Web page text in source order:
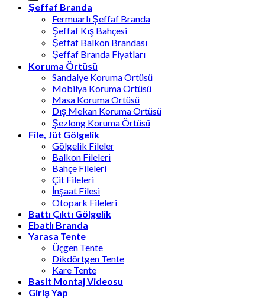
Şeffaf Branda
Fermuarlı Şeffaf Branda
Şeffaf Kış Bahçesi
Şeffaf Balkon Brandası
Şeffaf Branda Fiyatları
Koruma Örtüsü
Sandalye Koruma Ortüsü
Mobilya Koruma Ortüsü
Masa Koruma Ortüsü
Dış Mekan Koruma Ortüsü
Şezlong Koruma Örtüsü
File, Jüt Gölgelik
Gölgelik Fileler
Balkon Fileleri
Bahçe Fileleri
Çit Fileleri
İnşaat Filesi
Otopark Fileleri
Battı Çıktı Gölgelik
Ebatlı Branda
Yarasa Tente
Üçgen Tente
Dikdörtgen Tente
Kare Tente
Basit Montaj Videosu
Giriş Yap